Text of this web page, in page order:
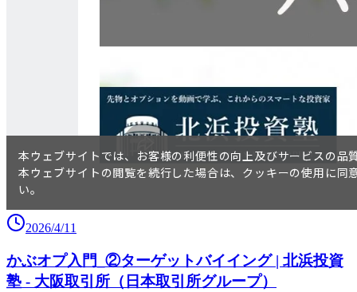
2026/4/11
かぶオプ入門_②ターゲットバイイング | 北浜投資
塾 - 大阪取引所（日本取引所グループ）